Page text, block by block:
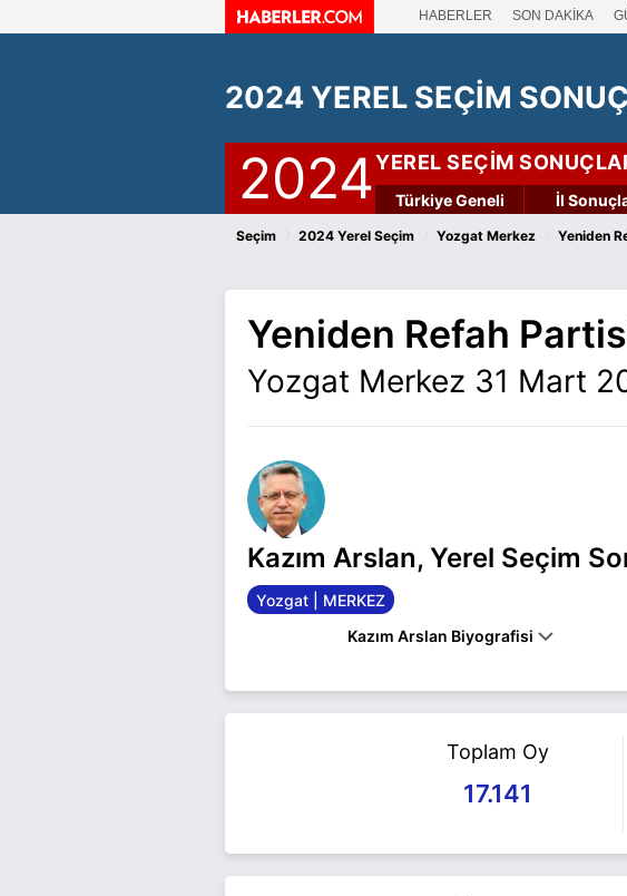
HABERLER SON DAKİKA
2024 YEREL SEÇİM
2024YEREL SEÇİM
Türkiye Geneli İl
Seçim 2024 Yerel Seçim Yozgat Merkez Yeniden
Yeniden Refah
Yozgat Merkez 31 Mart
Kazım Arslan, Yerel Seçim
Yozgat | MERKEZ
Kazım Arslan Biyografisi
SORGUN İLÇE SAĞLIK GRUP
BULUNDU. 1995 YILINDA REFAH
PARTI'DEN YOZGAT BELEDIYE
ADAYI OLAN YENIDEN REFAH
Toplam Oy
17.141